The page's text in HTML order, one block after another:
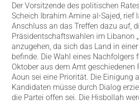
Der Vorsitzende des politischen
Scheich Ibrahim Amine al-Sajed, rief
Anschluss an das Treffen dazu auf,
Präsidentschaftswahlen im Libanon
anzugehen, da sich das Land in
befinde. Die Wahl eines Nachfolgers
Oktober aus dem Amt geschiedenen
Aoun sei eine Priorität. Die Einigung
Kandidaten müsse durch Dialog
die Partei offen sei. Die Hisbollah